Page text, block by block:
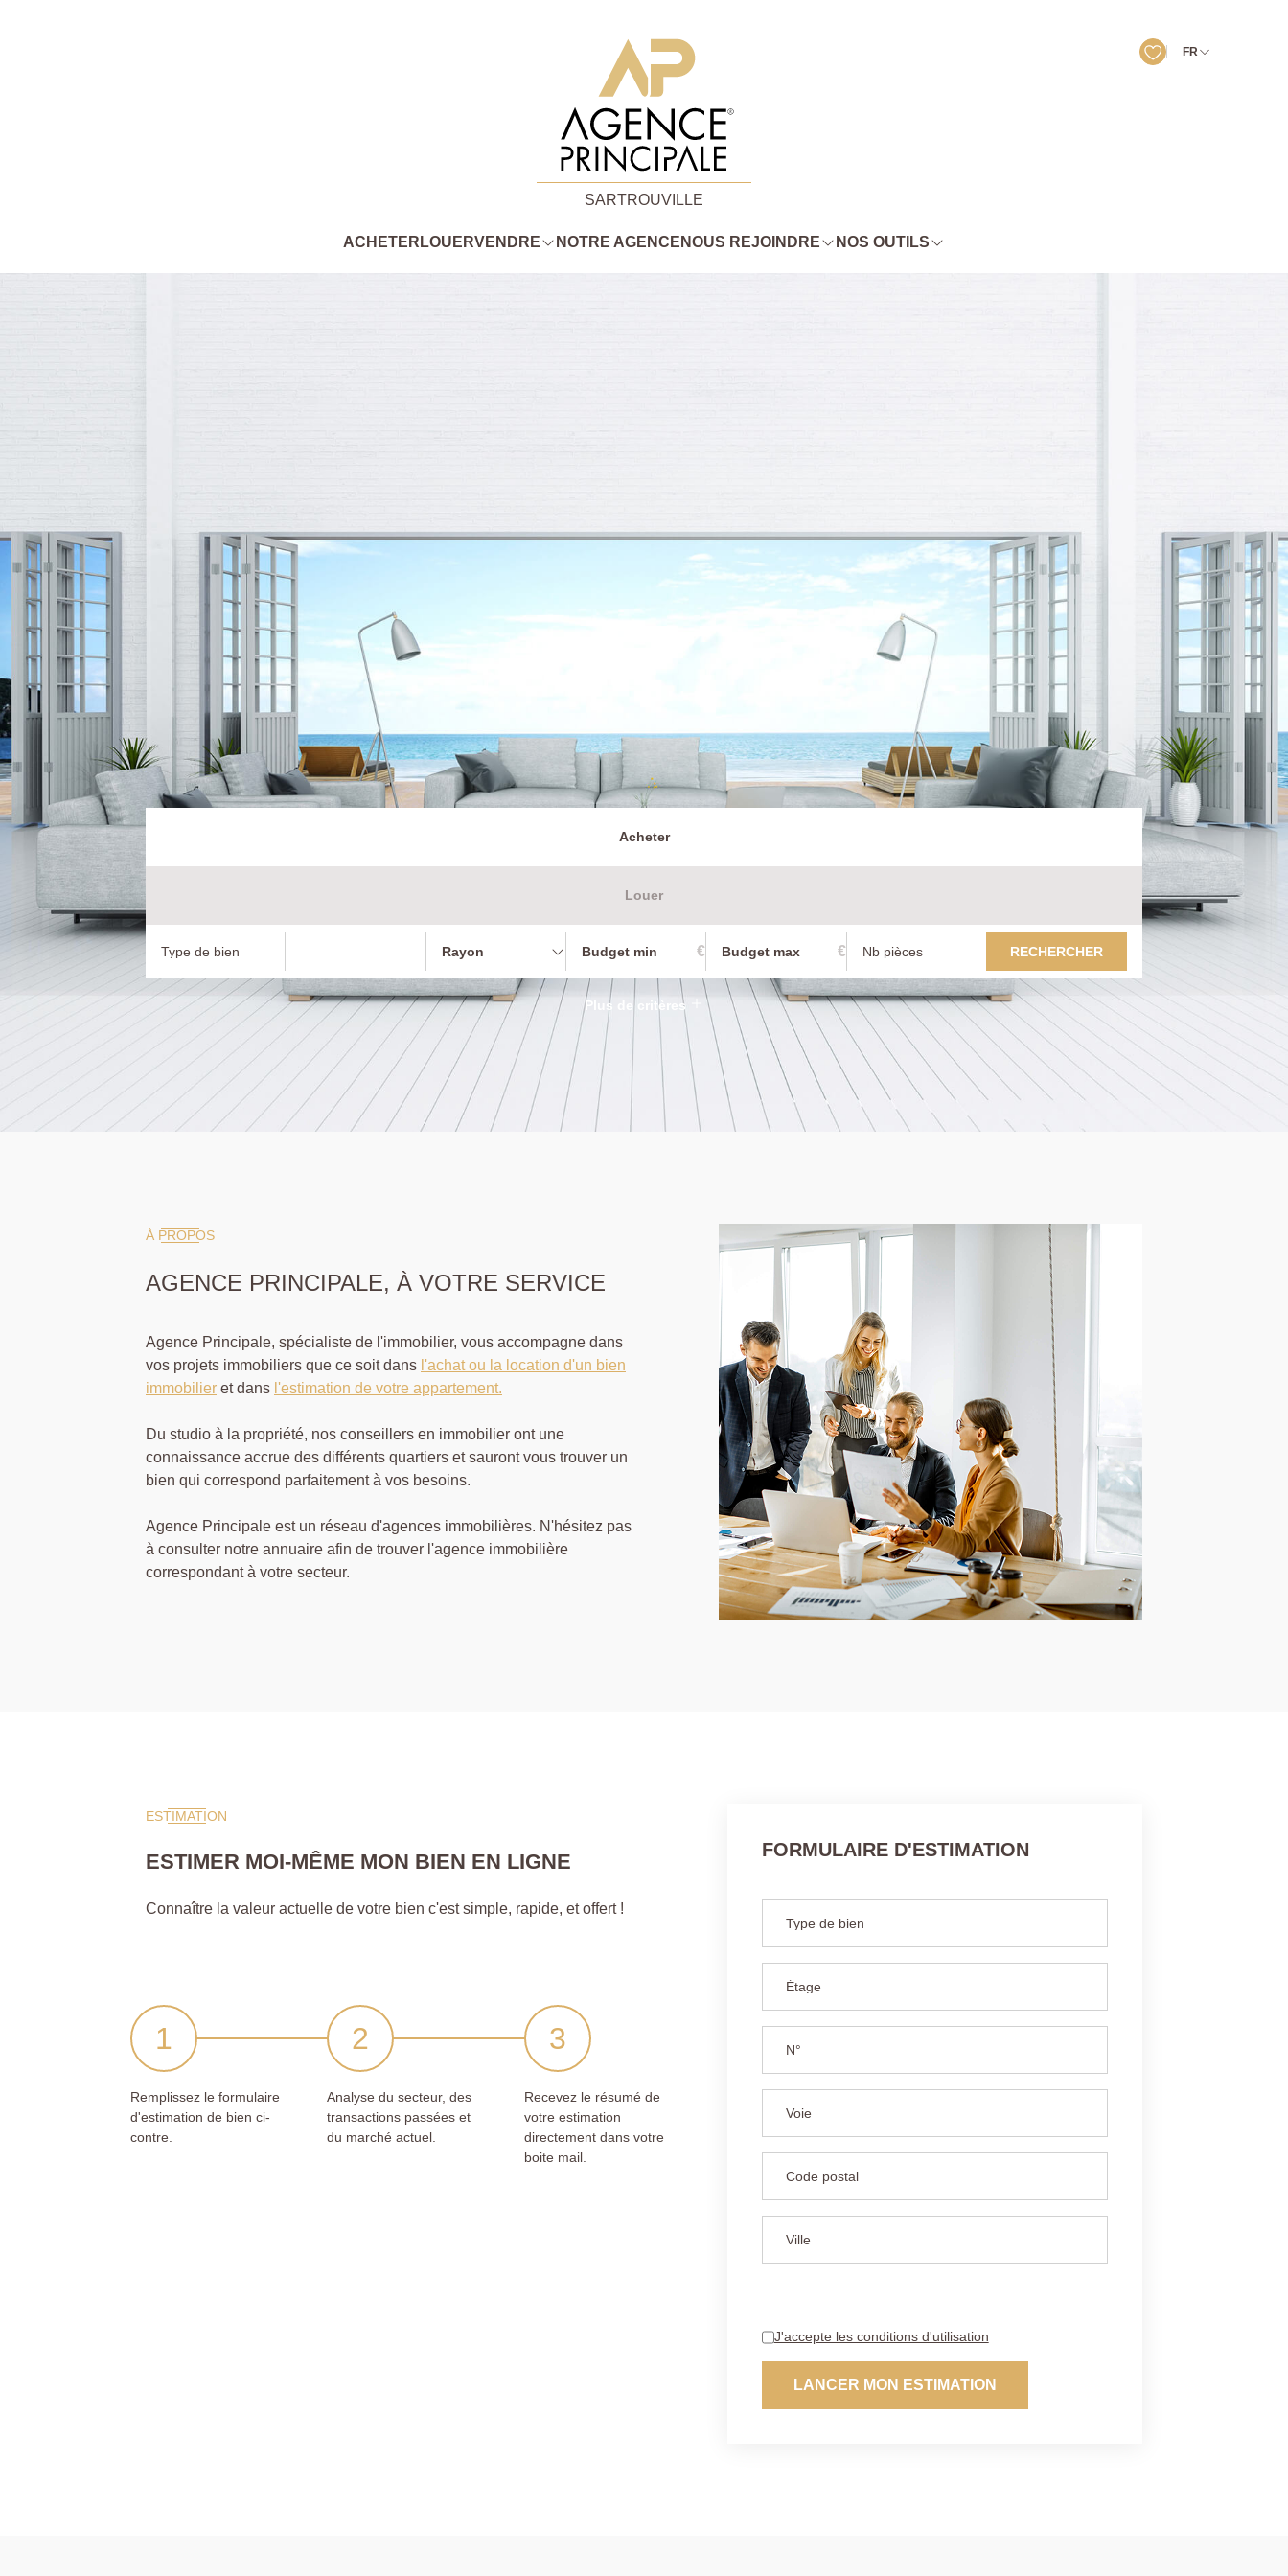
FR
SARTROUVILLE
ACHETER LOUERVENDRE NOTRE AGENCE NOUS REJOINDRE NOS OUTILS
Acheter
Louer
Rayon € € RECHERCHER
Plus de critères
À PROPOS
AGENCE PRINCIPALE, À VOTRE SERVICE
Agence Principale, spécialiste de l'immobilier, vous accompagne dans
vos projets immobiliers que ce soit dans l'achat ou la location d'un bien
immobilier et dans l'estimation de votre appartement.
Du studio à la propriété, nos conseillers en immobilier ont une
connaissance accrue des différents quartiers et sauront vous trouver un
bien qui correspond parfaitement à vos besoins.
Agence Principale est un réseau d'agences immobilières. N'hésitez pas
à consulter notre annuaire afin de trouver l'agence immobilière
correspondant à votre secteur.
ESTIMATION
ESTIMER MOI-MÊME MON BIEN EN LIGNE
Connaître la valeur actuelle de votre bien c'est simple, rapide, et offert !
Remplissez le formulaire
d'estimation de bien ci-
contre.
Analyse du secteur, des
transactions passées et
du marché actuel.
Recevez le résumé de
votre estimation
directement dans votre
boite mail.
FORMULAIRE D'ESTIMATION
J'accepte les conditions d'utilisation
LANCER MON ESTIMATION